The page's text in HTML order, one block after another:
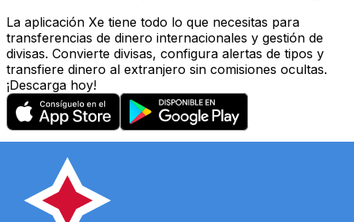
La aplicación Xe tiene todo lo que necesitas para
transferencias de dinero internacionales y gestión de
divisas. Convierte divisas, configura alertas de tipos y
transfiere dinero al extranjero sin comisiones ocultas.
¡Descarga hoy!